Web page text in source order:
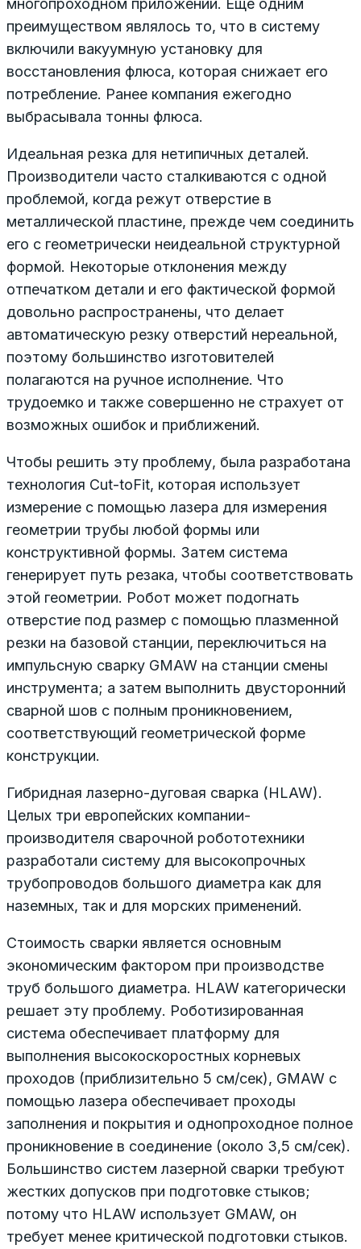
многопроходном приложении. Еще одним
преимуществом являлось то, что в систему
включили вакуумную установку для
восстановления флюса, которая снижает его
потребление. Ранее компания ежегодно
выбрасывала тонны флюса.
Идеальная резка для нетипичных деталей.
Производители часто сталкиваются с одной
проблемой, когда режут отверстие в
металлической пластине, прежде чем соединить
его с геометрически неидеальной структурной
формой. Некоторые отклонения между
отпечатком детали и его фактической формой
довольно распространены, что делает
автоматическую резку отверстий нереальной,
поэтому большинство изготовителей
полагаются на ручное исполнение. Что
трудоемко и также совершенно не страхует от
возможных ошибок и приближений.
Чтобы решить эту проблему, была разработана
технология Cut-toFit, которая использует
измерение с помощью лазера для измерения
геометрии трубы любой формы или
конструктивной формы. Затем система
генерирует путь резака, чтобы соответствовать
этой геометрии. Робот может подогнать
отверстие под размер с помощью плазменной
резки на базовой станции, переключиться на
импульсную сварку GMAW на станции смены
инструмента; а затем выполнить двусторонний
сварной шов с полным проникновением,
соответствующий геометрической форме
конструкции.
Гибридная лазерно-дуговая сварка (HLAW).
Целых три европейских компании-
производителя сварочной робототехники
разработали систему для высокопрочных
трубопроводов большого диаметра как для
наземных, так и для морских применений.
Стоимость сварки является основным
экономическим фактором при производстве
труб большого диаметра. HLAW категорически
решает эту проблему. Роботизированная
система обеспечивает платформу для
выполнения высокоскоростных корневых
проходов (приблизительно 5 см/сек), GMAW с
помощью лазера обеспечивает проходы
заполнения и покрытия и однопроходное полное
проникновение в соединение (около 3,5 см/сек).
Большинство систем лазерной сварки требуют
жестких допусков при подготовке стыков;
потому что HLAW использует GMAW, он
требует менее критической подготовки стыков.